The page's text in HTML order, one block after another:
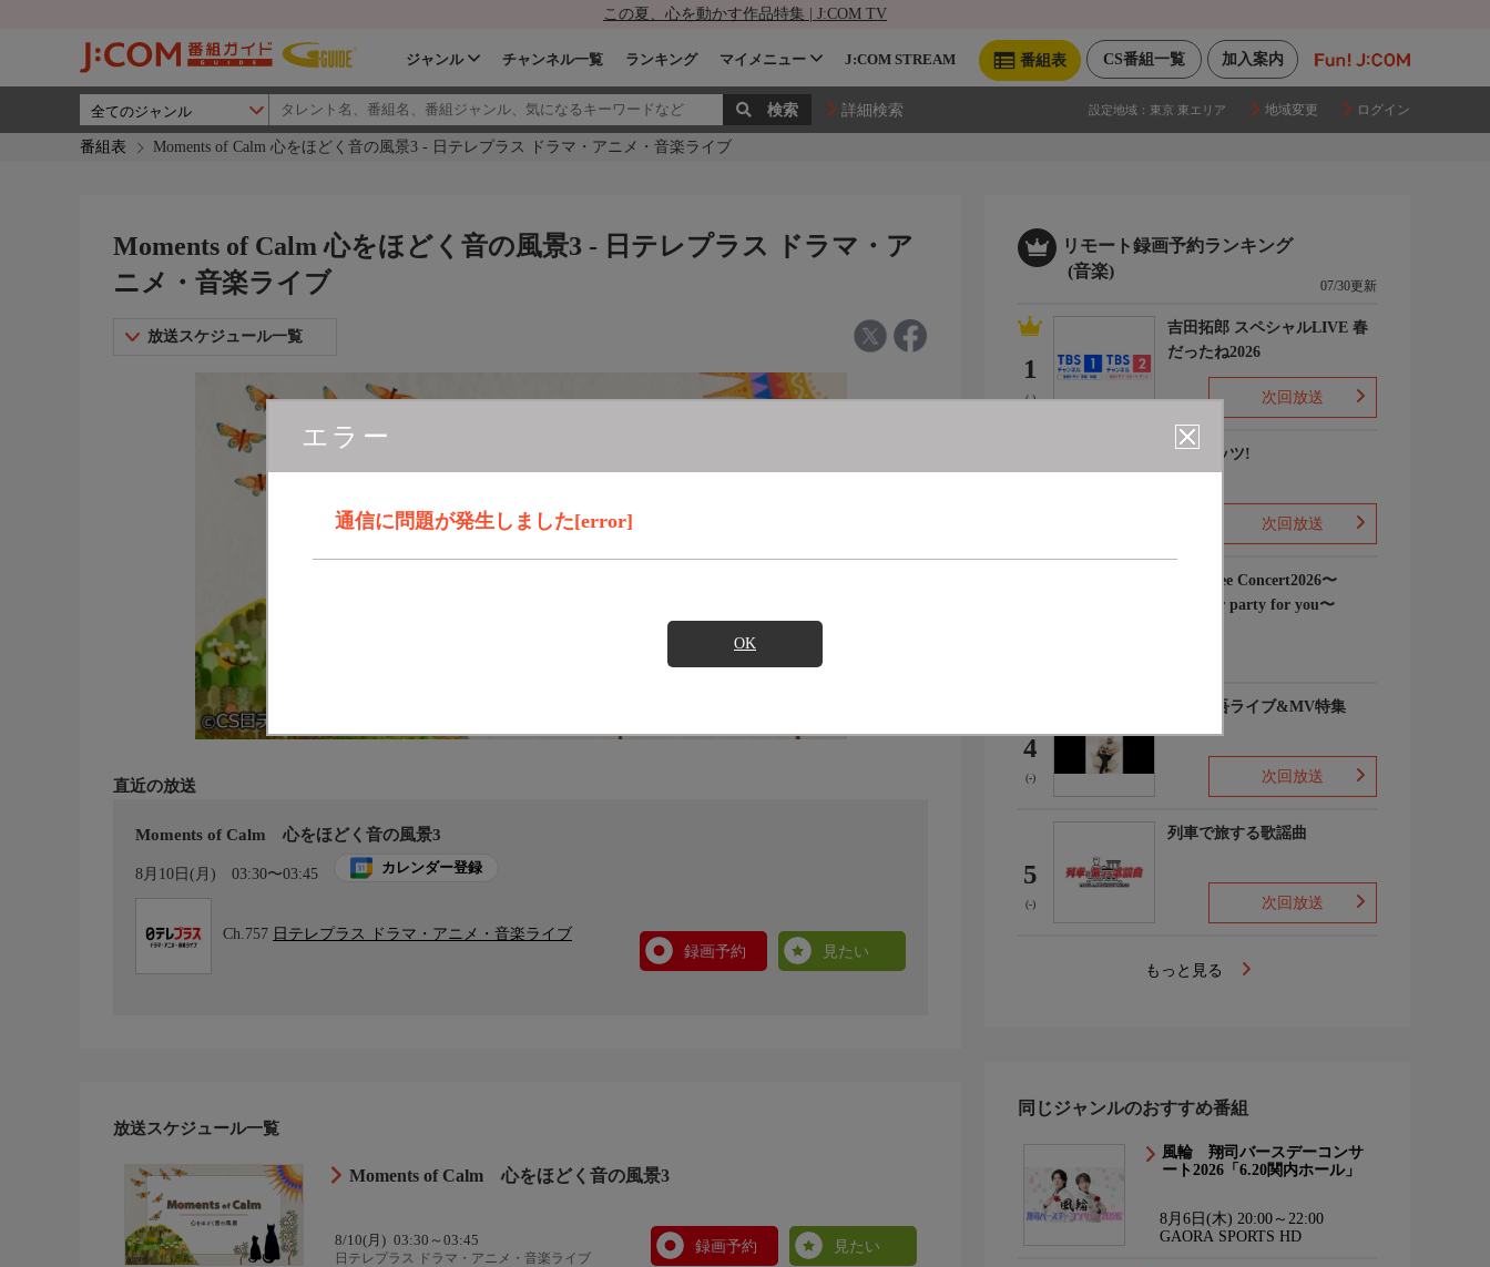
この夏、心を動かす作品特集 | J:COM TV
加入案内
CS番組一覧
番組表
ジャンル チャンネル一覧 ランキング マイメニュー J:COM STREAM
詳細検索 設定地域： 東京 東エリア 地域変更 ログイン
番組表 Moments of Calm 心をほどく音の風景3 - 日テレプラス ドラマ・アニメ・音楽ライブ
エラー
通信に問題が発生しました[error]
OK
Moments of Calm 心をほどく音の風景3 - 日テレプラス ドラマ・ア
ニメ・音楽ライブ
放送スケジュール一覧
直近の放送
Moments of Calm 心をほどく音の風景3
8月10日(月) 03:30〜03:45 カレンダー登録
Ch.757 日テレプラス ドラマ・アニメ・音楽ライブ
録画予約
見たい
放送スケジュール一覧
Moments of Calm 心をほどく音の風景3
8/10(月) 03:30～03:45
日テレプラス ドラマ・アニメ・音楽ライブ
録画予約 見たい
リモート録画予約ランキング
(音楽)
07/30更新
1
(-)
吉田拓郎 スペシャルLIVE 春
だったね2026
次回放送
ナウヒッツ!
次回放送
Rain Tree Concert2026〜
Summer party for you〜
4
(-)
浜田省吾ライブ&MV特集
次回放送
5
(-)
列車で旅する歌謡曲
次回放送
もっと見る
同じジャンルのおすすめ番組
風輪 翔司バースデーコンサ
ート2026「6.20関内ホール」
8月6日(木) 20:00～22:00
GAORA SPORTS HD